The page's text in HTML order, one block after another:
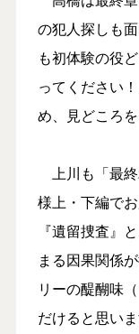
の犯人探しも
も初体験の役
ってください
め、見どころを
上川も「最
様上・下編で
『遺留捜査』
まる因果関係
リーの醍醐味
だけると思い